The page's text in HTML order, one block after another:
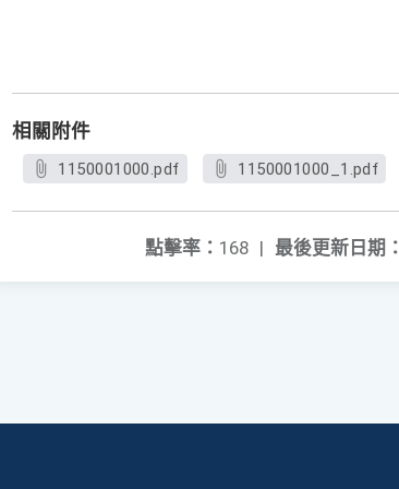
相關附件
1150001000.pdf 1150001000_1.pdf
最後更新日期：
點擊率： 168 |